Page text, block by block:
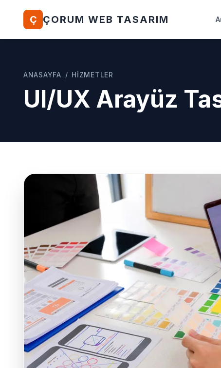
Ç ÇORUM WEB TASARIM
ANASAYFA / HIZMETLER
UI/UX Arayüz